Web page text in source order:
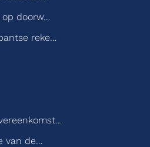
op doorw…
reke…
van de…